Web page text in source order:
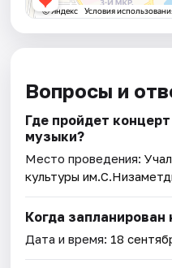
Вопросы и
Где пройдет
музыки?
Место проведения:
культуры
Когда запланирован
Дата и время: 18